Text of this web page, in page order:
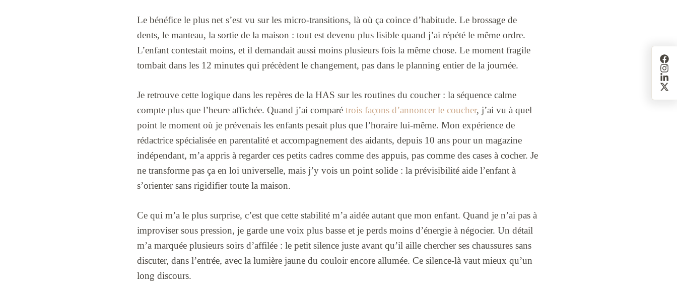
Le bénéfice le plus net s’est vu sur les micro-transitions, là où ça coince d’habitude. Le brossage de
dents, le manteau, la sortie de la maison : tout est devenu plus lisible quand j’ai répété le même ordre.
L’enfant contestait moins, et il demandait aussi moins plusieurs fois la même chose. Le moment fragile
tombait dans les 12 minutes qui précèdent le changement, pas dans le planning entier de la journée.
Je retrouve cette logique dans les repères de la HAS sur les routines du coucher : la séquence calme
compte plus que l’heure affichée. Quand j’ai comparé trois façons d’annoncer le coucher, j’ai vu à quel
point le moment où je prévenais les enfants pesait plus que l’horaire lui-même. Mon expérience de
rédactrice spécialisée en parentalité et accompagnement des aidants, depuis 10 ans pour un magazine
indépendant, m’a appris à regarder ces petits cadres comme des appuis, pas comme des cases à cocher. Je
ne transforme pas ça en loi universelle, mais j’y vois un point solide : la prévisibilité aide l’enfant à
s’orienter sans rigidifier toute la maison.
Ce qui m’a le plus surprise, c’est que cette stabilité m’a aidée autant que mon enfant. Quand je n’ai pas à
improviser sous pression, je garde une voix plus basse et je perds moins d’énergie à négocier. Un détail
m’a marquée plusieurs soirs d’affilée : le petit silence juste avant qu’il aille chercher ses chaussures sans
discuter, dans l’entrée, avec la lumière jaune du couloir encore allumée. Ce silence-là vaut mieux qu’un
long discours.